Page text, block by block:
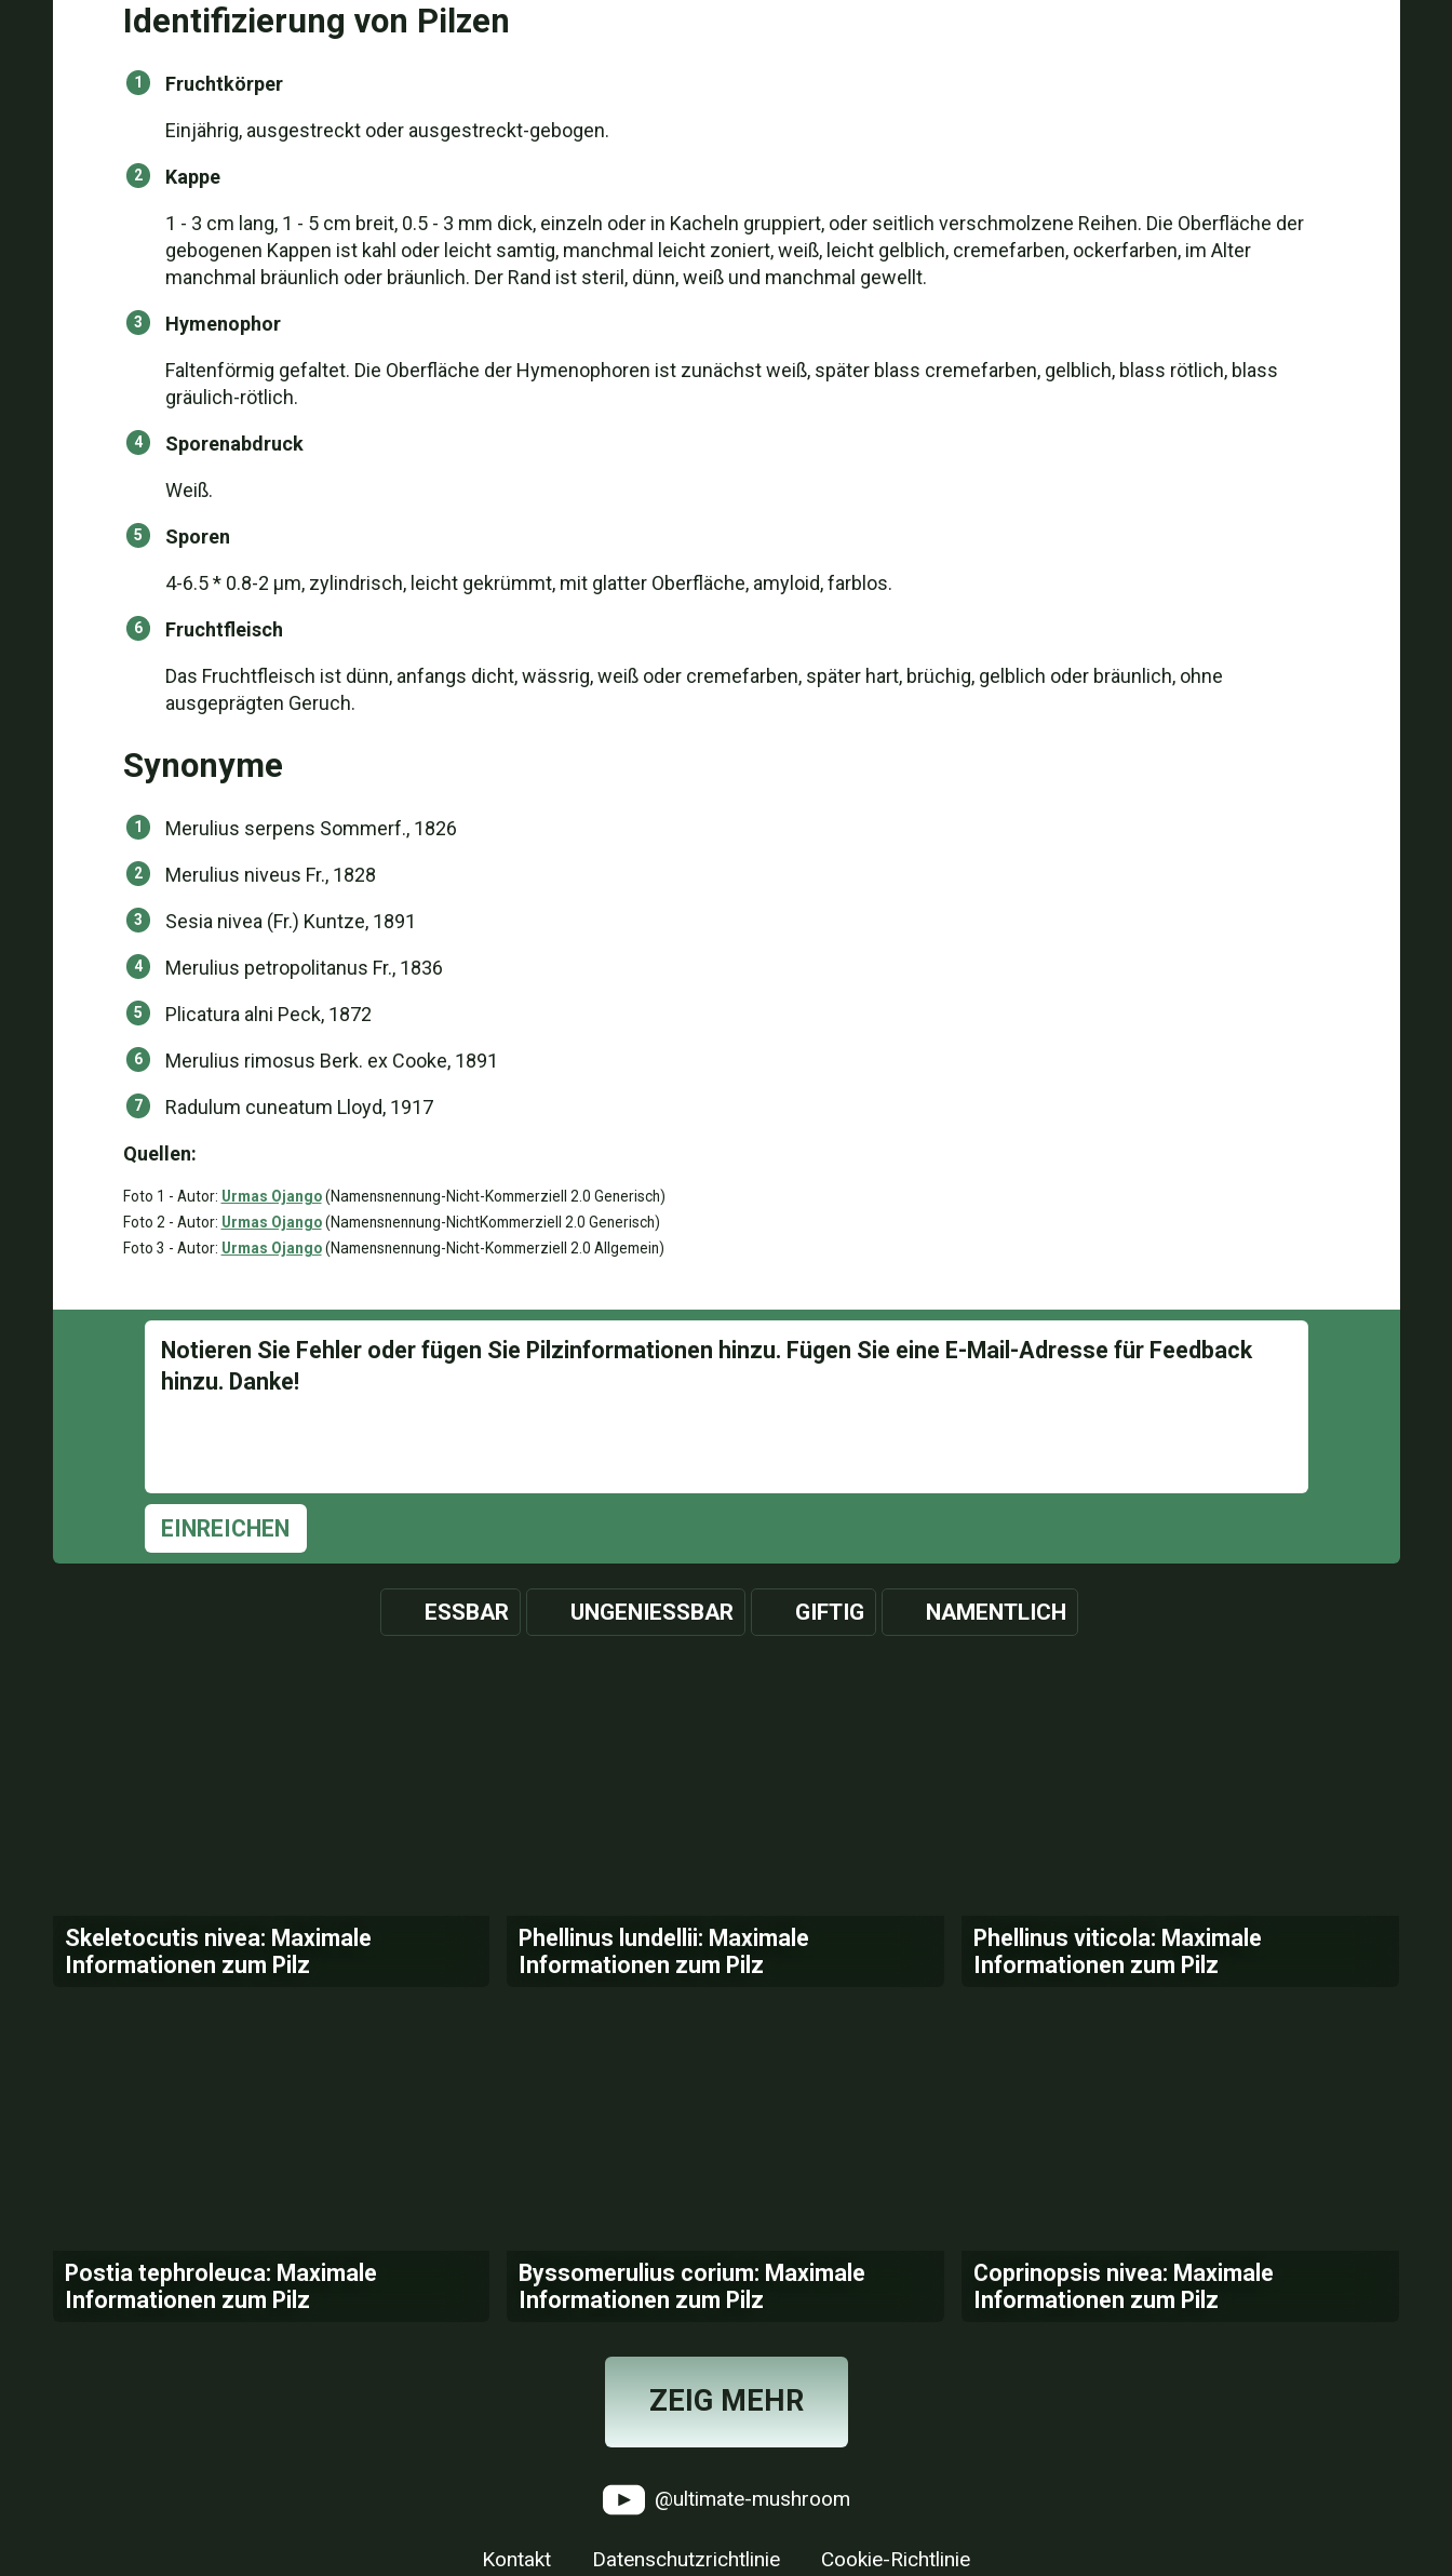
Identifizierung von Pilzen
Fruchtkörper
Einjährig, ausgestreckt oder ausgestreckt-gebogen.
Kappe
1 - 3 cm lang, 1 - 5 cm breit, 0.5 - 3 mm dick, einzeln oder in Kacheln gruppiert, oder seitlich verschmolzene Reihen. Die Oberfläche der
gebogenen Kappen ist kahl oder leicht samtig, manchmal leicht zoniert, weiß, leicht gelblich, cremefarben, ockerfarben, im Alter
manchmal bräunlich oder bräunlich. Der Rand ist steril, dünn, weiß und manchmal gewellt.
Hymenophor
Faltenförmig gefaltet. Die Oberfläche der Hymenophoren ist zunächst weiß, später blass cremefarben, gelblich, blass rötlich, blass
gräulich-rötlich.
Sporenabdruck
Weiß.
Sporen
4-6.5 * 0.8-2 μm, zylindrisch, leicht gekrümmt, mit glatter Oberfläche, amyloid, farblos.
Fruchtfleisch
Das Fruchtfleisch ist dünn, anfangs dicht, wässrig, weiß oder cremefarben, später hart, brüchig, gelblich oder bräunlich, ohne
ausgeprägten Geruch.
Synonyme
Merulius serpens Sommerf., 1826
Merulius niveus Fr., 1828
Sesia nivea (Fr.) Kuntze, 1891
Merulius petropolitanus Fr., 1836
Plicatura alni Peck, 1872
Merulius rimosus Berk. ex Cooke, 1891
Radulum cuneatum Lloyd, 1917
Quellen:
Foto 1 - Autor: Urmas Ojango(Namensnennung-Nicht-Kommerziell 2.0 Generisch)
Foto 2 - Autor: Urmas Ojango(Namensnennung-NichtKommerziell 2.0 Generisch)
Foto 3 - Autor: Urmas Ojango(Namensnennung-Nicht-Kommerziell 2.0 Allgemein)
EINREICHEN
ESSBAR UNGENIESSBAR GIFTIG NAMENTLICH
Skeletocutis nivea: Maximale
Informationen zum Pilz
Phellinus lundellii: Maximale
Informationen zum Pilz
Phellinus viticola: Maximale
Informationen zum Pilz
Postia tephroleuca: Maximale
Informationen zum Pilz
Byssomerulius corium: Maximale
Informationen zum Pilz
Coprinopsis nivea: Maximale
Informationen zum Pilz
ZEIG MEHR
@ultimate-mushroom
Kontakt Datenschutzrichtlinie Cookie-Richtlinie